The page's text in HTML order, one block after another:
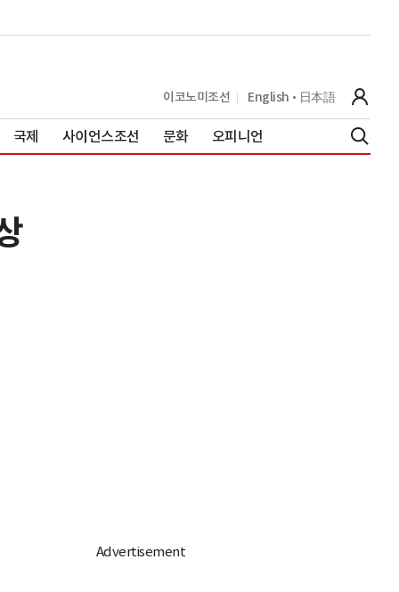
이코노미조선 English 日本語
국제 사이언스조선 문화 오피니언